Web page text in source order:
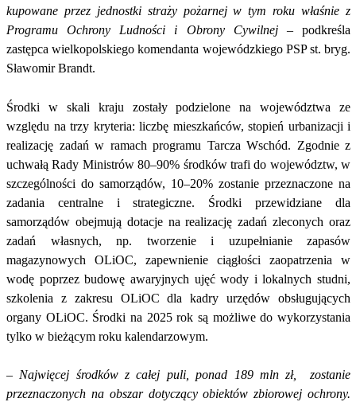
kupowane przez jednostki straży pożarnej w tym roku właśnie z
Programu Ochrony Ludności i Obrony Cywilnej – podkreśla
zastępca wielkopolskiego komendanta wojewódzkiego PSP st. bryg.
Sławomir Brandt.
Środki w skali kraju zostały podzielone na województwa ze
względu na trzy kryteria: liczbę mieszkańców, stopień urbanizacji i
realizację zadań w ramach programu Tarcza Wschód. Zgodnie z
uchwałą Rady Ministrów 80–90% środków trafi do województw, w
szczególności do samorządów, 10–20% zostanie przeznaczone na
zadania centralne i strategiczne. Środki przewidziane dla
samorządów obejmują dotacje na realizację zadań zleconych oraz
zadań własnych, np. tworzenie i uzupełnianie zapasów
magazynowych OLiOC, zapewnienie ciągłości zaopatrzenia w
wodę poprzez budowę awaryjnych ujęć wody i lokalnych studni,
szkolenia z zakresu OLiOC dla kadry urzędów obsługujących
organy OLiOC. Środki na 2025 rok są możliwe do wykorzystania
tylko w bieżącym roku kalendarzowym.
– Najwięcej środków z całej puli, ponad 189 mln zł,
zostanie
przeznaczonych na obszar dotyczący obiektów zbiorowej ochrony.